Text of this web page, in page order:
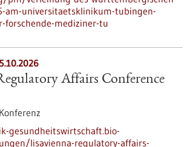
am-universitaetsklinikum-tubingen-
forschende-mediziner-tu
Affairs Conference
Konferenz
gesundheitswirtschaft.bio-
lisavienna-regulatory-affairs-